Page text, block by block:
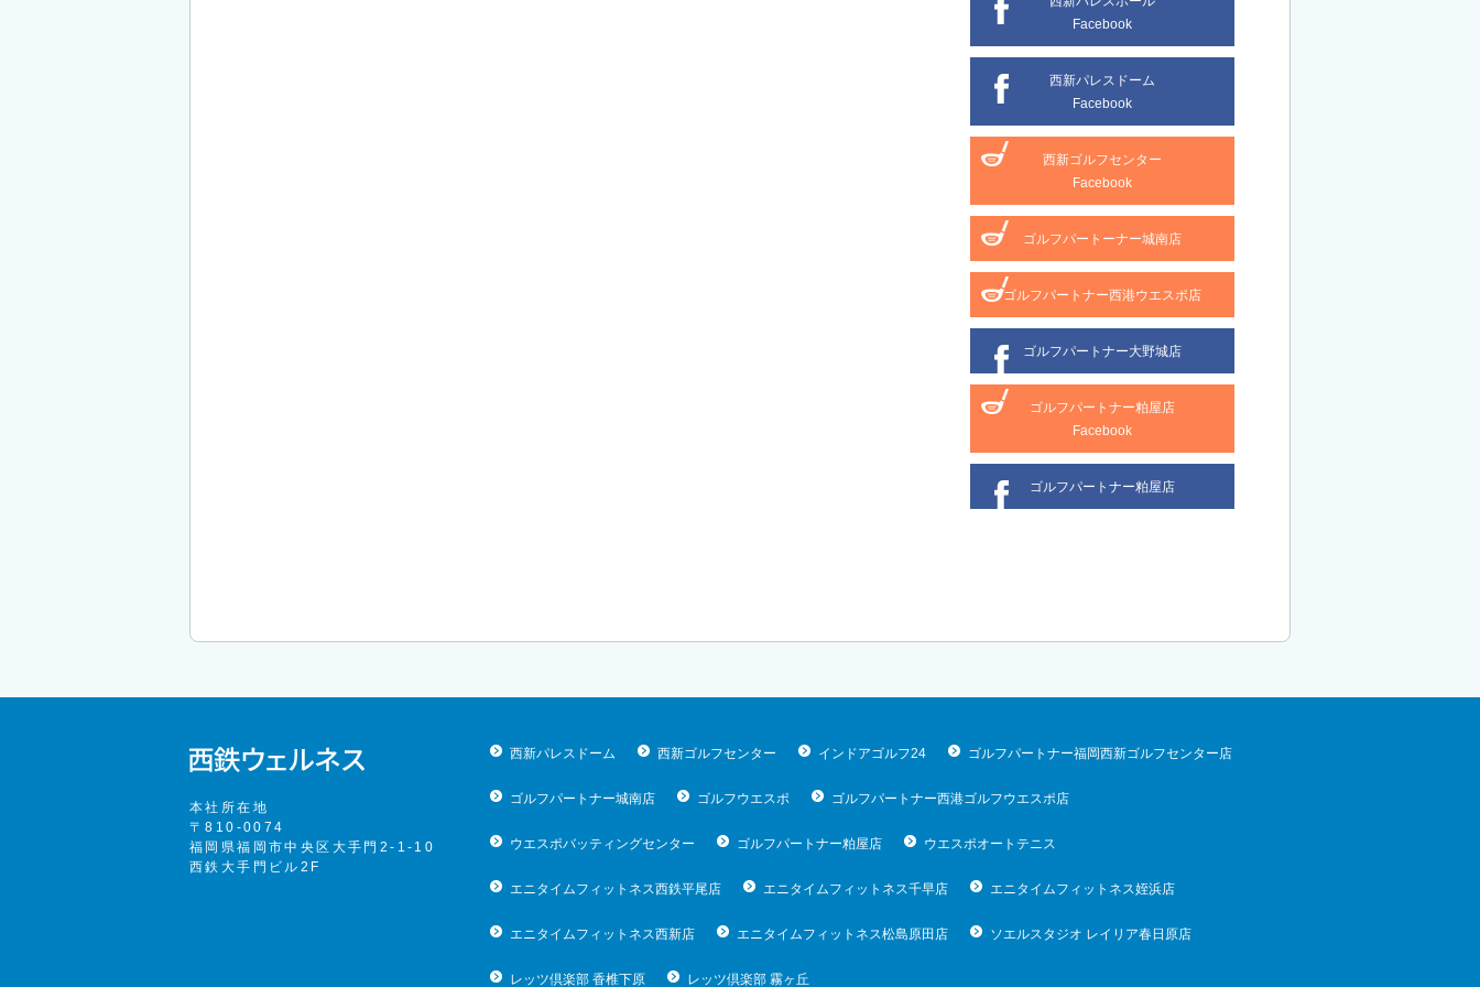
Facebook
西新パレスドーム
Facebook
西新ゴルフセンター
Facebook
ゴルフパートーナー城南店
ゴルフパートナー西港ウエスポ店
ゴルフパートナー大野城店
ゴルフパートナー粕屋店
Facebook
ゴルフパートナー粕屋店
本社所在地
〒810-0074
福岡県福岡市中央区大手門2-1-10
西鉄大手門ビル2F
西新パレスドーム 西新ゴルフセンター インドアゴルフ24 ゴルフパートナー福岡西新ゴルフセンター店
ゴルフパートナー城南店 ゴルフウエスポ ゴルフパートナー西港ゴルフウエスポ店
ウエスポバッティングセンター ゴルフパートナー粕屋店 ウエスポオートテニス
エニタイムフィットネス西鉄平尾店 エニタイムフィットネス千早店 エニタイムフィットネス姪浜店
エニタイムフィットネス西新店 エニタイムフィットネス松島原田店 ソエルスタジオ レイリア春日原店
レッツ倶楽部 香椎下原 レッツ倶楽部 霧ヶ丘